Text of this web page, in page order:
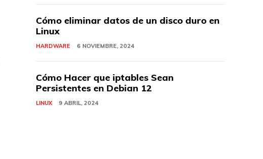
Cómo eliminar datos de un disco duro en
Linux
HARDWARE 6 NOVIEMBRE, 2024
Cómo Hacer que iptables Sean
Persistentes en Debian 12
LINUX 9 ABRIL, 2024